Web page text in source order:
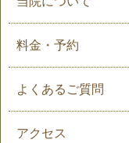
料金・予約
よくあるご質問
アクセス